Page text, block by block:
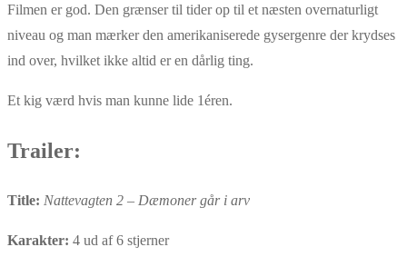
Filmen er god. Den grænser til tider op til et næsten overnaturligt
niveau og man mærker den amerikaniserede gysergenre der krydses
ind over, hvilket ikke altid er en dårlig ting.
Et kig værd hvis man kunne lide 1éren.
Trailer:
Title: Nattevagten 2 – Dæmoner går i arv
Karakter: 4 ud af 6 stjerner